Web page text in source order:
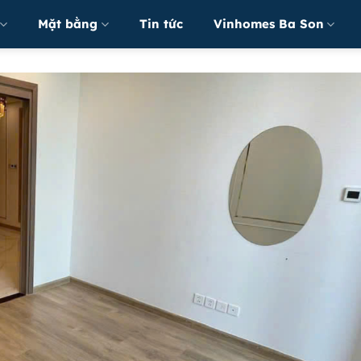
Mặt bằng Tin tức Vinhomes Ba Son